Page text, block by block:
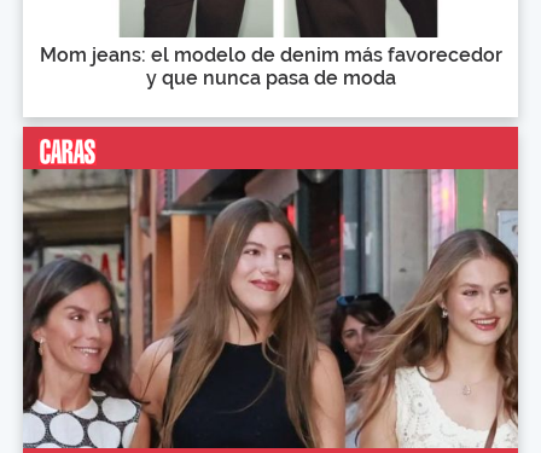
Mom jeans: el modelo de denim más favorecedor
y que nunca pasa de moda